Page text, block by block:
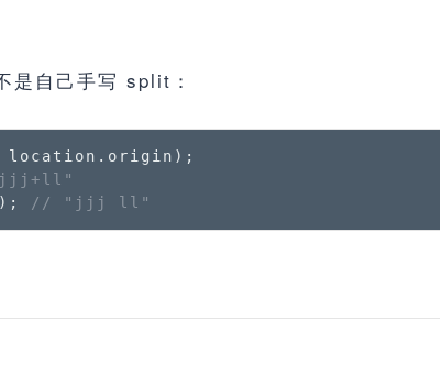
是自己手写 split：
location. origin
// "jjj ll"